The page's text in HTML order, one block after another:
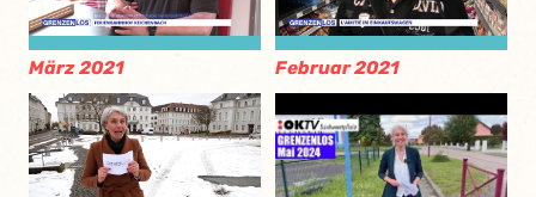
März 2021 Februar 2021